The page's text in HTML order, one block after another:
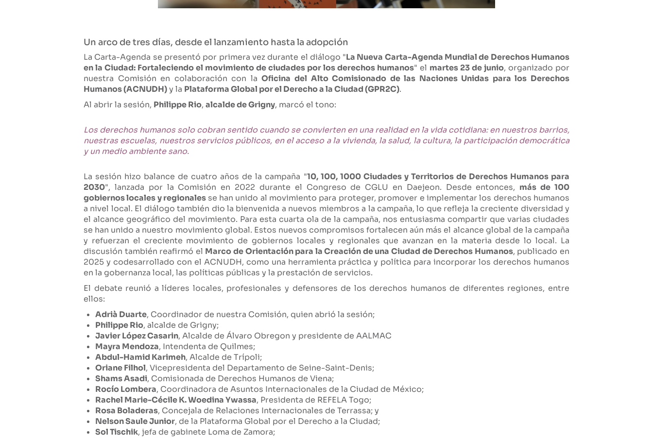
Un arco de tres días, desde el lanzamiento hasta la adopción
La Carta-Agenda se presentó por primera vez durante el diálogo "La Nueva Carta-Agenda Mundial de Derechos Humanos
en la Ciudad: Fortaleciendo el movimiento de ciudades por los derechos humanos" el martes 23 de junio, organizado por
nuestra Comisión en colaboración con laOficina del Alto Comisionado de las Naciones Unidas para los Derechos
Humanos (ACNUDH)y la Plataforma Global por el Derecho a la Ciudad (GPR2C).
Al abrir la sesión, Philippe Rio, alcalde de Grigny, marcó el tono:
Los derechos humanos solo cobran sentido cuando se convierten en una realidad en la vida cotidiana: en nuestros barrios,
nuestras escuelas, nuestros servicios públicos, en el acceso a la vivienda, la salud, la cultura, la participación democrática
y un medio ambiente sano.
La sesión hizo balance de cuatro años de la campaña "10, 100, 1000 Ciudades y Territorios de Derechos Humanos para
2030", lanzada por la Comisión en 2022 durante el Congreso de CGLU en Daejeon. Desde entonces, más de 100
gobiernos locales y regionales se han unido al movimiento para proteger, promover e implementar los derechos humanos
a nivel local. El diálogo también dio la bienvenida a nuevos miembros a la campaña, lo que refleja la creciente diversidad y
el alcance geográfico del movimiento. Para esta cuarta ola de la campaña, nos entusiasma compartir que varias ciudades
se han unido a nuestro movimiento global. Estos nuevos compromisos fortalecen aún más el alcance global de la campaña
y refuerzan el creciente movimiento de gobiernos locales y regionales que avanzan en la materia desde lo local. La
discusión también reafirmó el Marco de Orientación para la Creación de una Ciudad de Derechos Humanos, publicado en
2025 y codesarrollado con el ACNUDH, como una herramienta práctica y política para incorporar los derechos humanos
en la gobernanza local, las políticas públicas y la prestación de servicios.
El debate reunió a líderes locales, profesionales y defensores de los derechos humanos de diferentes regiones, entre
ellos:
Adrià Duarte, Coordinador de nuestra Comisión, quien abrió la sesión;
Philippe Rio, alcalde de Grigny;
Javier López Casarin, Alcalde de Álvaro Obregon y presidente de AALMAC
Mayra Mendoza, Intendenta de Quilmes;
Abdul-Hamid Karimeh, Alcalde de Trípoli;
Oriane Filhol, Vicepresidenta del Departamento de Seine-Saint-Denis;
Shams Asadi, Comisionada de Derechos Humanos de Viena;
Rocío Lombera, Coordinadora de Asuntos Internacionales de la Ciudad de México;
Rachel Marie-Cécile K. Woedina Ywassa, Presidenta de REFELA Togo;
Rosa Boladeras, Concejala de Relaciones Internacionales de Terrassa; y
Nelson Saule Junior, de la Plataforma Global por el Derecho a la Ciudad;
Sol Tischik, jefa de gabinete Loma de Zamora;